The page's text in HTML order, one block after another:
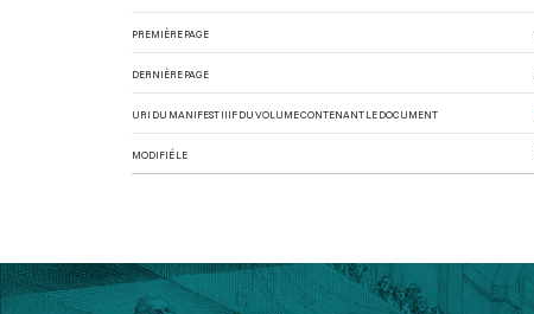
PREMIÈRE PAGE
DERNIÈRE PAGE
URI DU MANIFEST IIIF DU VOLUME CONTENANT LE DOCUMENT
MODIFIÉ LE